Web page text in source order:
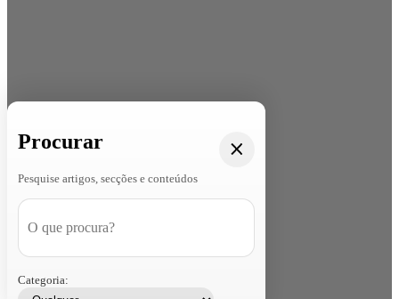
Procurar
Pesquise artigos, secções e conteúdos
Categoria: